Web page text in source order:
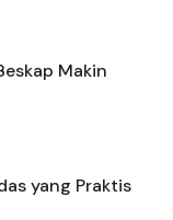
Makin
yang Praktis